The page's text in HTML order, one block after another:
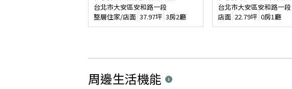
台北市大安區安和路一段
整層住家/店面 37.97坪 3房2廳
台北市大安區安和路一段
店面 22.79坪 0房1廳
周邊生活機能